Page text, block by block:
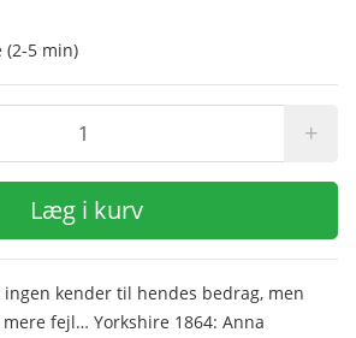
(2-5 min)
+
Læg i kurv
kender til hendes bedrag, men
fejl… Yorkshire 1864: Anna